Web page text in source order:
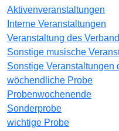
Aktivenveranstaltungen
Interne Veranstaltungen
Veranstaltung des
Sonstige musische
Sonstige Veranstaltungen
wöchendliche Probe
Probenwochenende
Sonderprobe
wichtige Probe